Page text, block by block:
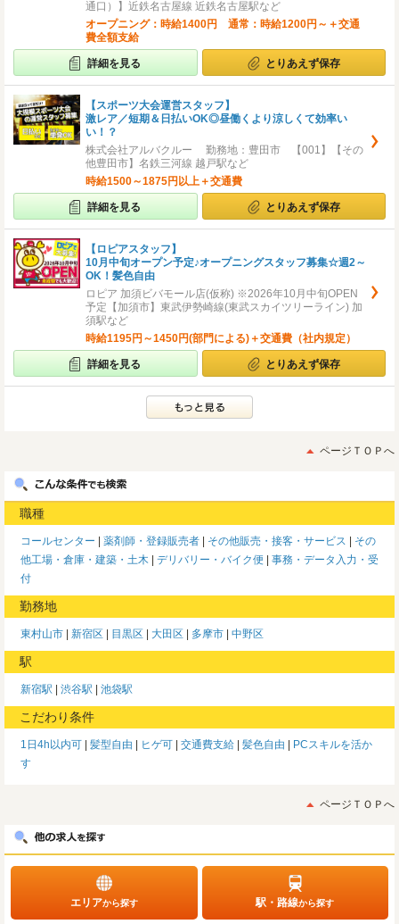
通口）】近鉄名古屋線 近鉄名古屋駅など
オープニング：時給1400円 通常：時給1200円～＋交通
費全額支給
詳細を見る とりあえず保存
【スポーツ大会運営スタッフ】
激レア／短期＆日払いOK◎昼働くより涼しくて効率い
い！？
株式会社アルバクルー 勤務地：豊田市 【001】【その
他豊田市】名鉄三河線 越戸駅など
時給1500～1875円以上＋交通費
詳細を見る とりあえず保存
【ロピアスタッフ】
10月中旬オープン予定♪オープニングスタッフ募集☆週2～
OK！髪色自由
ロピア 加須ビバモール店(仮称) ※2026年10月中旬OPEN
予定【加須市】東武伊勢崎線(東武スカイツリーライン) 加
須駅など
時給1195円～1450円(部門による)＋交通費（社内規定）
詳細を見る とりあえず保存
ページＴＯＰへ
職種
コールセンター 薬剤師・登録販売者 その他販売・接客・サービス
その
他工場・倉庫・建築・土木
デリバリー・バイク便
事務・データ入力・受
付
勤務地
東村山市 新宿区 目黒区 大田区 多摩市 中野区
駅
新宿駅 渋谷駅 池袋駅
こだわり条件
1日4h以内可 髪型自由 ヒゲ可 交通費支給 髪色自由
PCスキルを活か
す
ページＴＯＰへ
エリアから探す 駅・路線から探す